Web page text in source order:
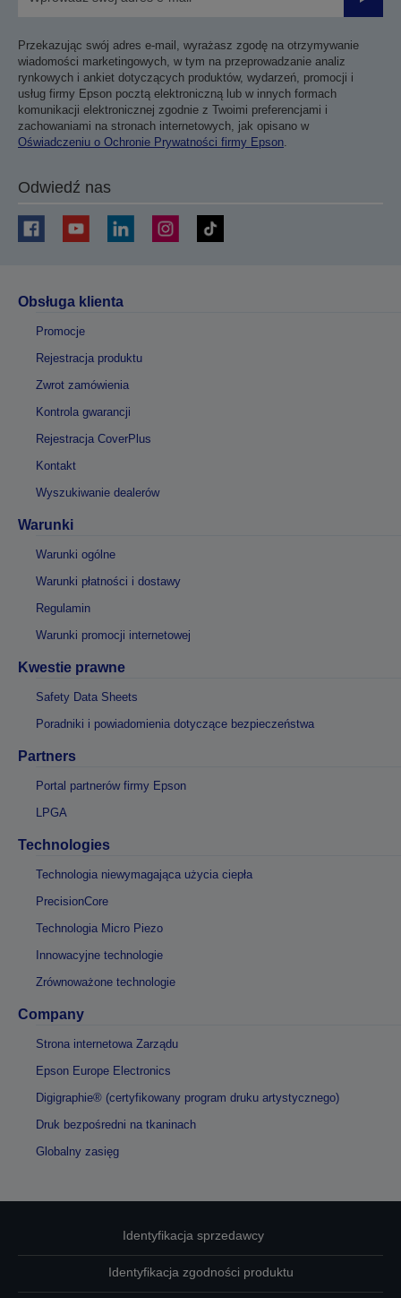
Przekazując swój adres e-mail, wyrażasz zgodę na otrzymywanie
wiadomości marketingowych, w tym na przeprowadzanie analiz
rynkowych i ankiet dotyczących produktów, wydarzeń, promocji i
usług firmy Epson pocztą elektroniczną lub w innych formach
komunikacji elektronicznej zgodnie z Twoimi preferencjami i
zachowaniami na stronach internetowych, jak opisano w
Oświadczeniu o Ochronie Prywatności firmy Epson.
Odwiedź nas
Obsługa klienta
Promocje
Rejestracja produktu
Zwrot zamówienia
Kontrola gwarancji
Rejestracja CoverPlus
Kontakt
Wyszukiwanie dealerów
Warunki
Warunki ogólne
Warunki płatności i dostawy
Regulamin
Warunki promocji internetowej
Kwestie prawne
Safety Data Sheets
Poradniki i powiadomienia dotyczące bezpieczeństwa
Partners
Portal partnerów firmy Epson
LPGA
Technologies
Technologia niewymagająca użycia ciepła
PrecisionCore
Technologia Micro Piezo
Innowacyjne technologie
Zrównoważone technologie
Company
Strona internetowa Zarządu
Epson Europe Electronics
Digigraphie® (certyfikowany program druku artystycznego)
Druk bezpośredni na tkaninach
Globalny zasięg
Identyfikacja sprzedawcy
Identyfikacja zgodności produktu